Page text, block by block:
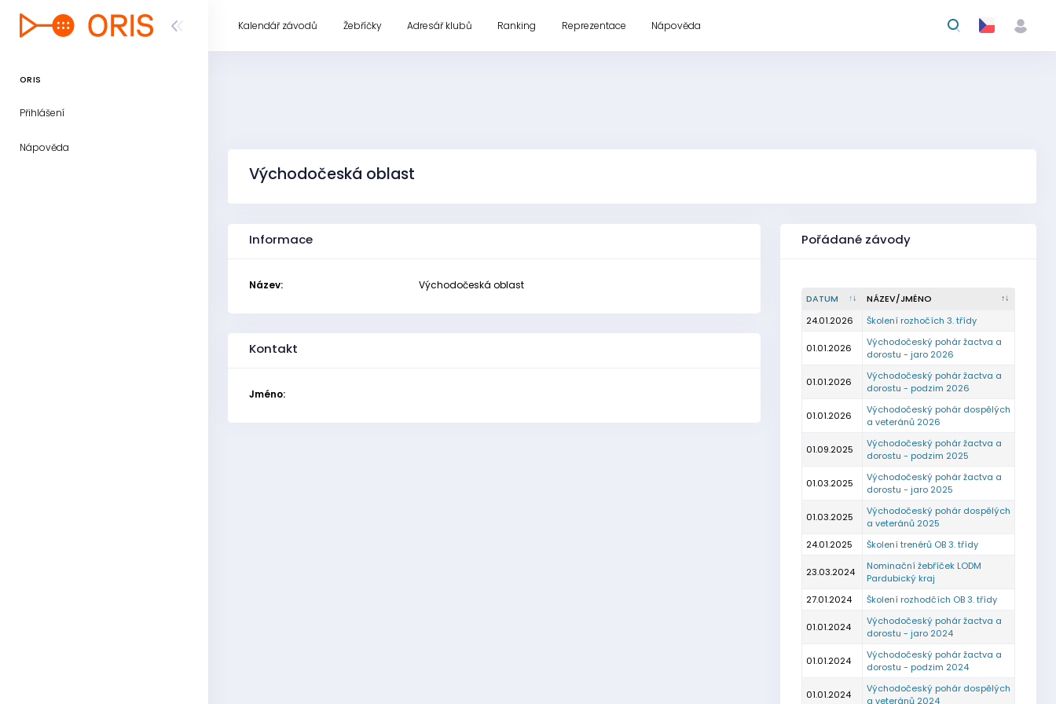
ORIS
Přihlášení
Nápověda
Kalendář závodů Žebříčky Adresář klubů Ranking Reprezentace Nápověda
Východočeská oblast
Informace
Název: Východočeská oblast
Kontakt
Jméno:
Pořádané závody
DATUM
NÁZEV/JMÉNO
24.01.2026
Školení rozhočích 3. třídy
01.01.2026
Východočeský pohár žactva a
dorostu - jaro 2026
01.01.2026
Východočeský pohár žactva a
dorostu - podzim 2026
01.01.2026
Východočeský pohár dospělých
a veteránů 2026
01.09.2025
Východočeský pohár žactva a
dorostu - podzim 2025
01.03.2025
Východočeský pohár žactva a
dorostu - jaro 2025
01.03.2025
Východočeský pohár dospělých
a veteránů 2025
24.01.2025
Školení trenérů OB 3. třídy
23.03.2024
Nominační žebříček LODM
Pardubický kraj
27.01.2024
Školení rozhodčích OB 3. třídy
01.01.2024
Východočeský pohár žactva a
dorostu - jaro 2024
01.01.2024
Východočeský pohár žactva a
dorostu - podzim 2024
01.01.2024
Východočeský pohár dospělých
a veteránů 2024